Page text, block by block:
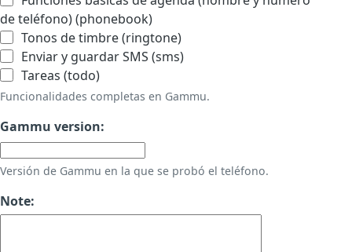
de teléfono) (phonebook)
Tonos de timbre (ringtone)
Enviar y guardar SMS (sms)
Tareas (todo)
Funcionalidades completas en Gammu.
Gammu version:
Versión de Gammu en la que se probó el teléfono.
Note: